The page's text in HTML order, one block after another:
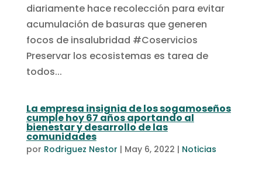
diariamente hace recolección para evitar
acumulación de basuras que generen
focos de insalubridad #Coservicios
Preservar los ecosistemas es tarea de
todos...
La empresa insignia de los sogamoseños
cumple hoy 67 años aportando al
bienestar y desarrollo de las
comunidades
por Rodriguez Nestor | May 6, 2022 | Noticias